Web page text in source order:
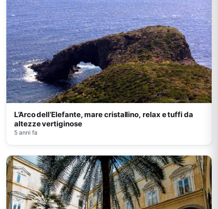
L’Arco dell’Elefante, mare cristallino, relax e tuffi da
altezze vertiginose
5 anni fa